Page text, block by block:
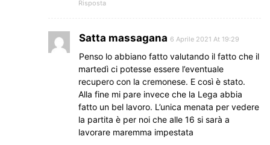
Risposta
Satta massagana 6 Aprile 2021 At 19:29
Penso lo abbiano fatto valutando il fatto che il
martedì ci potesse essere l’eventuale
recupero con la cremonese. E così è stato.
Alla fine mi pare invece che la Lega abbia
fatto un bel lavoro. L’unica menata per vedere
la partita è per noi che alle 16 si sarà a
lavorare maremma impestata